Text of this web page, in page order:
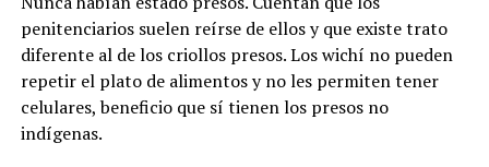
penitenciarios suelen reírse de ellos y que existe trato
diferente al de los criollos presos. Los wichí no pueden
repetir el plato de alimentos y no les permiten tener
celulares, beneficio que sí tienen los presos no
indígenas.